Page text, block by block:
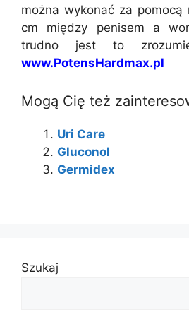
można wykonać za pomocą
cm między penisem a
trudno jest to
www.PotensHardmax.pl
Mogą Cię też
Uri Care
Gluconol
Germidex
Szukaj